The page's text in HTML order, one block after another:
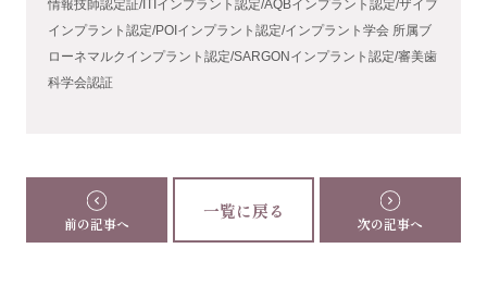
情報技師認定証/ITIインプラント認定/AQBインプラント認定/ザイブ
インプラント認定/POIインプラント認定/インプラント学会 所属ブ
ローネマルクインプラント認定/SARGONインプラント認定/審美歯
科学会認証
前の記事へ 次の記事へ
一覧に戻る